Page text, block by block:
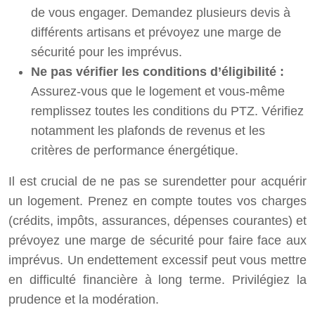
de vous engager. Demandez plusieurs devis à
différents artisans et prévoyez une marge de
sécurité pour les imprévus.
Ne pas vérifier les conditions d’éligibilité :
Assurez-vous que le logement et vous-même
remplissez toutes les conditions du PTZ. Vérifiez
notamment les plafonds de revenus et les
critères de performance énergétique.
Il est crucial de ne pas se surendetter pour acquérir
un logement. Prenez en compte toutes vos charges
(crédits, impôts, assurances, dépenses courantes) et
prévoyez une marge de sécurité pour faire face aux
imprévus. Un endettement excessif peut vous mettre
en difficulté financière à long terme. Privilégiez la
prudence et la modération.